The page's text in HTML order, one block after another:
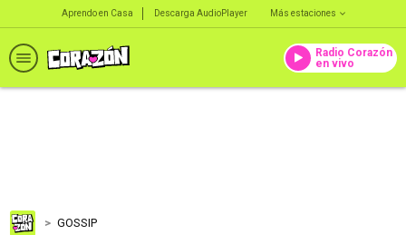
Aprendo en Casa Descarga AudioPlayer Más estaciones
Radio Corazón
en vivo
GOSSIP